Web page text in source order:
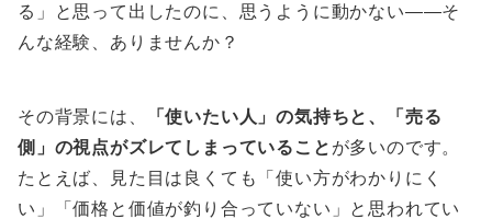
る」と思って出したのに、思うように動かない——そ
んな経験、ありませんか？
その背景には、
「使いたい人」の気持ちと、「売る
側」の視点がズレてしまっていること が多いのです。
たとえば、見た目は良くても「使い方がわかりにく
い」「価格と価値が釣り合っていない」と思われてい